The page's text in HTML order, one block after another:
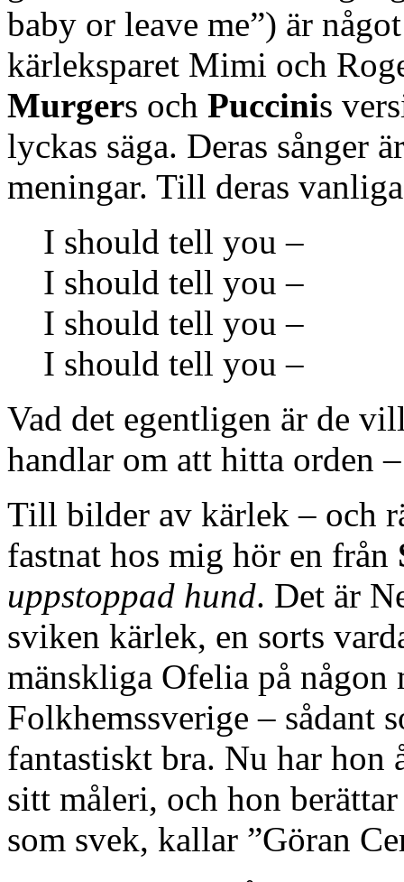
baby or leave me”) är
kärleksparet Mimi och
Murgers och Puccinis
lyckas säga. Deras sånger
meningar. Till deras
I should tell you –
I should tell you –
I should tell you –
I should tell you –
Vad det egentligen är de
handlar om att hitta orden
Till bilder av kärlek – och
fastnat hos mig hör en från
uppstoppad hund. Det är
sviken kärlek, en sorts
mänskliga Ofelia på
Folkhemssverige – sådant
fantastiskt bra. Nu har hon
sitt måleri, och hon
som svek, kallar ”Göran